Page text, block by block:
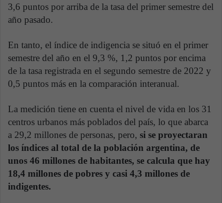
3,6 puntos por arriba de la tasa del primer semestre del
año pasado.
En tanto, el índice de indigencia se situó en el primer
semestre del año en el 9,3 %, 1,2 puntos por encima
de la tasa registrada en el segundo semestre de 2022 y
0,5 puntos más en la comparación interanual.
La medición tiene en cuenta el nivel de vida en los 31
centros urbanos más poblados del país, lo que abarca
a 29,2 millones de personas, pero, si se proyectaran
los índices al total de la población argentina, de
unos 46 millones de habitantes, se calcula que hay
18,4 millones de pobres y casi 4,3 millones de
indigentes.